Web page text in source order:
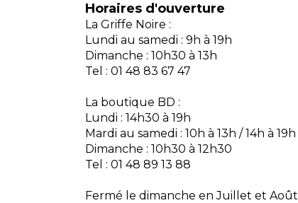
Horaires d'ouverture
La Griffe Noire :
Lundi au samedi : 9h à 19h
Dimanche : 10h30 à 13h
Tel : 01 48 83 67 47
La boutique BD :
Lundi : 14h30 à 19h
Mardi au samedi : 10h à 13h / 14h à 19h
Dimanche : 10h30 à 12h30
Tel : 01 48 89 13 88
Fermé le dimanche en Juillet et Août